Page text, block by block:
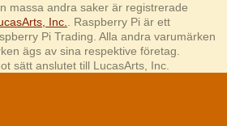
massa andra saker är registrerade
Inc.
. Raspberry Pi är ett
Pi Trading. Alla andra varumärken
ägs av sina respektive företag.
sätt anslutet till LucasArts, Inc.